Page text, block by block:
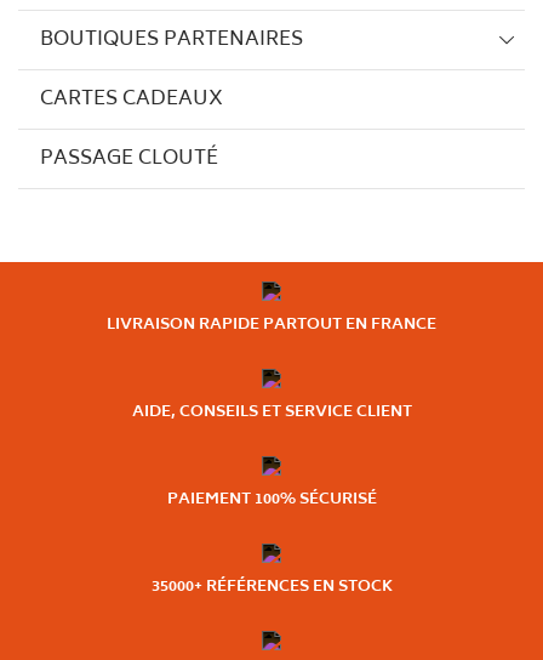
BOUTIQUES PARTENAIRES
CARTES CADEAUX
PASSAGE CLOUTÉ
LIVRAISON RAPIDE PARTOUT EN FRANCE
AIDE, CONSEILS ET SERVICE CLIENT
PAIEMENT 100% SÉCURISÉ
35000+ RÉFÉRENCES EN STOCK